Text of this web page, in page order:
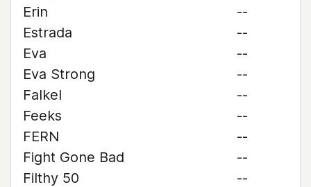
Erin
--
Estrada
--
Eva
--
Eva Strong
--
Falkel
--
Feeks
--
FERN
--
Fight Gone Bad
--
Filthy 50
--